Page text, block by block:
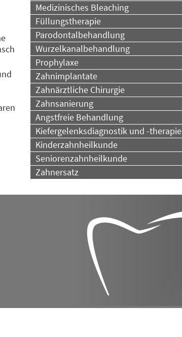
Medizinisches Bleaching
Füllungstherapie
Parodontalbehandlung
Wurzelkanalbehandlung
Prophylaxe
Zahnimplantate
Zahnärztliche Chirurgie
Zahnsanierung
Angstfreie Behandlung
Kiefergelenksdiagnostik und -therapie
Kinderzahnheilkunde
Seniorenzahnheilkunde
Zahnersatz